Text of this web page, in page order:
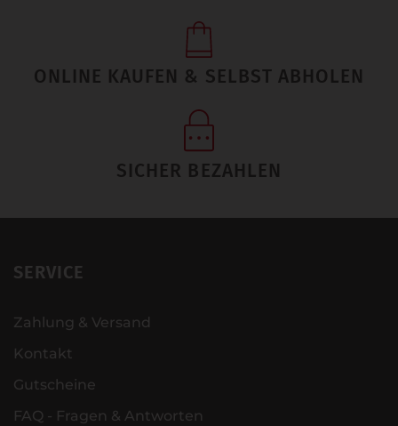
ONLINE KAUFEN & SELBST ABHOLEN
SICHER BEZAHLEN
SERVICE
Zahlung & Versand
Kontakt
Gutscheine
FAQ - Fragen & Antworten